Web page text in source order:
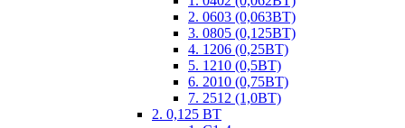
2. 0603 (0,063ВТ)
3. 0805 (0,125ВТ)
4. 1206 (0,25ВТ)
5. 1210 (0,5ВТ)
6. 2010 (0,75ВТ)
7. 2512 (1,0ВТ)
2. 0,125 ВТ